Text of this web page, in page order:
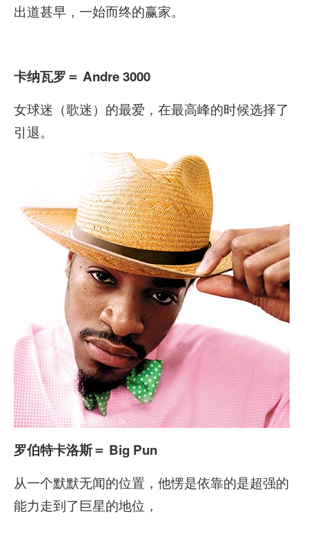
出道甚早，一始而终的赢家。
卡纳瓦罗＝ Andre 3000
女球迷（歌迷）的最爱，在最高峰的时候选择了
引退。
罗伯特卡洛斯＝ Big Pun
从一个默默无闻的位置，他愣是依靠的是超强的
能力走到了巨星的地位，